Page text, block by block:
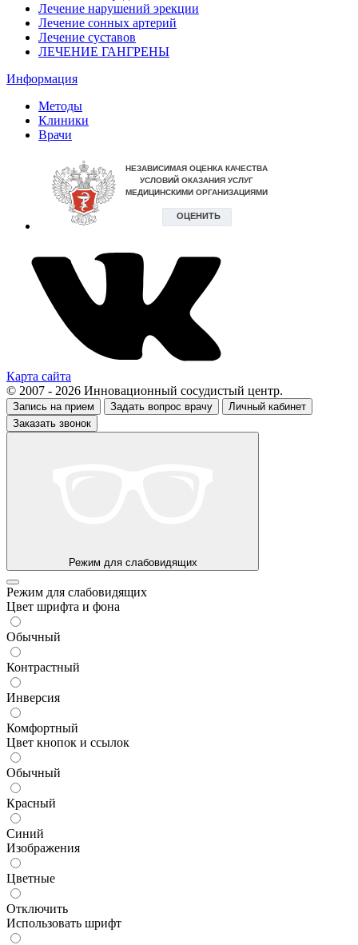
Лечение нарушений эрекции
Лечение сонных артерий
Лечение суставов
ЛЕЧЕНИЕ ГАНГРЕНЫ
Информация
Методы
Клиники
Врачи
Карта сайта
© 2007 - 2026 Инновационный сосудистый центр.
Запись на прием Задать вопрос врачу
Личный кабинет
Заказать звонок
Режим для слабовидящих
Режим для слабовидящих
Цвет шрифта и фона
Обычный
Контрастный
Инверсия
Комфортный
Цвет кнопок и ссылок
Обычный
Красный
Синий
Изображения
Цветные
Отключить
Использовать шрифт